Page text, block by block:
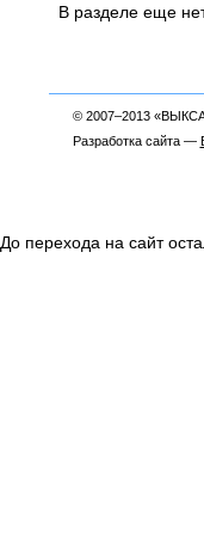
В разделе еще
© 2007–2013
Разработка сайта —
До перехода на сайт